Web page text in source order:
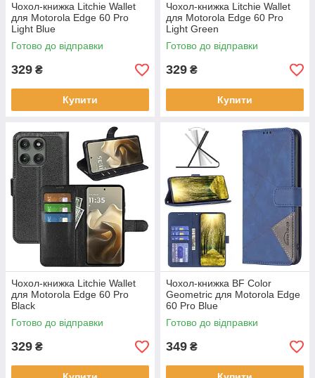
Чохол-книжка Litchie Wallet
для Motorola Edge 60 Pro
Light Blue
Готово до відправки
329 ₴
Купити
Чохол-книжка Litchie Wallet
для Motorola Edge 60 Pro
Light Green
Готово до відправки
329 ₴
Купити
Чохол-книжка Litchie Wallet
для Motorola Edge 60 Pro
Black
Готово до відправки
329 ₴
Чохол-книжка BF Color
Geometric для Motorola Edge
60 Pro Blue
Готово до відправки
349 ₴